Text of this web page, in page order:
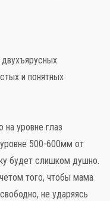
и понятных
на уровне глаз
500-600мм от
будет слишком душно.
того, чтобы мама
не ударяясь